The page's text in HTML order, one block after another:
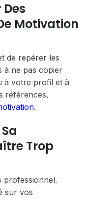
Motivation
de repérer les
à ne pas copier
à votre profil et à
références,
.
Trop
professionnel.
sur vos